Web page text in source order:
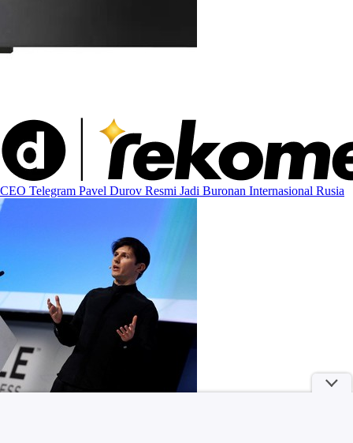
CEO Telegram Pavel Durov Resmi Jadi Buronan Internasional Rusia